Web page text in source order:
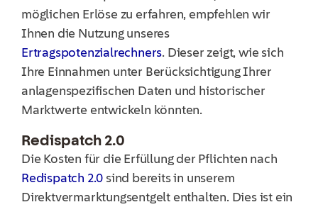
möglichen Erlöse zu erfahren, empfehlen wir
Ihnen die Nutzung unseres
Ertragspotenzialrechners. Dieser zeigt, wie sich
Ihre Einnahmen unter Berücksichtigung Ihrer
anlagenspezifischen Daten und historischer
Marktwerte entwickeln könnten.
Redispatch 2.0
Die Kosten für die Erfüllung der Pflichten nach
Redispatch 2.0 sind bereits in unserem
Direktvermarktungsentgelt enthalten.Dies ist ein